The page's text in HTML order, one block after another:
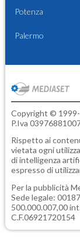
Potenza
Palermo
Copyright © 1999-
P.Iva
Rispetto ai
vietata ogni
di intelligenza
espresso di
Per la pubblicità
Sede legale:
500.000.007,00
C.F.06921720154